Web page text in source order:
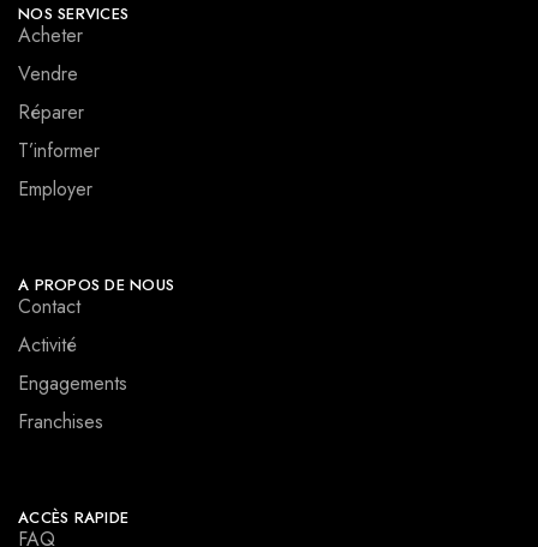
NOS SERVICES
Acheter
Vendre
Réparer
T’informer
Employer
A PROPOS DE NOUS
Contact
Activité
Engagements
Franchises
ACCÈS RAPIDE
FAQ